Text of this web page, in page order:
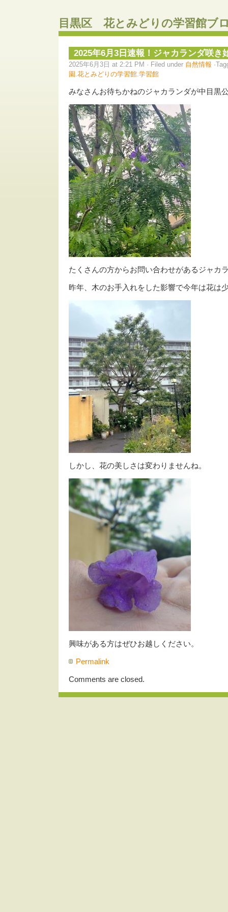
目黒区 花とみどりの学習館ブ
2025年6月3日速報！ジャカランダ咲き
2025年6月3日 at 2:21 PM · Filed under 自然情報
園.花とみどりの学習館.学習館
みなさんお待ちかねのジャカランダが中目黒
たくさんの方からお問い合わせがあるジャカ
昨年、木のお手入れをした影響で今年は花は
しかし、花の美しさは変わりませんね。
興味がある方はぜひお越しください。
Permalink
Comments are closed.